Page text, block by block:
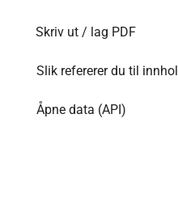
Skriv ut / lag PDF
Slik refererer du til
Åpne data (API)